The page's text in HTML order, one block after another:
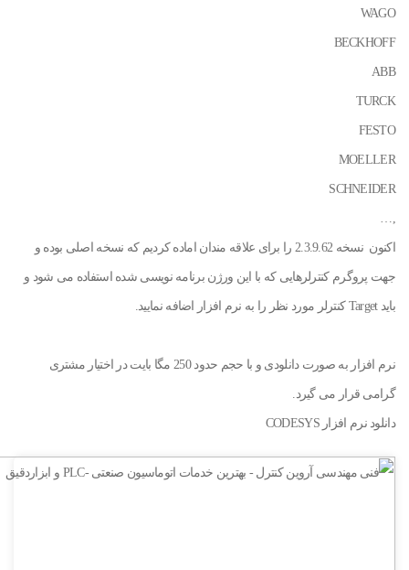
WAGO
BECKHOFF
ABB
TURCK
FESTO
MOELLER
SCHNEIDER
اکنون نسخه 2.3.9.62 را برای علاقه مندان اماده کردیم که نسخه اصلی بوده و
جهت پروگرم کنترلرهایی که با این ورژن برنامه نویسی شده استفاده می شود و
باید Target کنترلر مورد نظر را به نرم افزار اضافه نمایید.
نرم افزار به صورت دانلودی و با حجم حدود 250 مگا بایت در اختیار مشتری
گرامی قرار می گیرد.
دانلود نرم افزار CODESYS